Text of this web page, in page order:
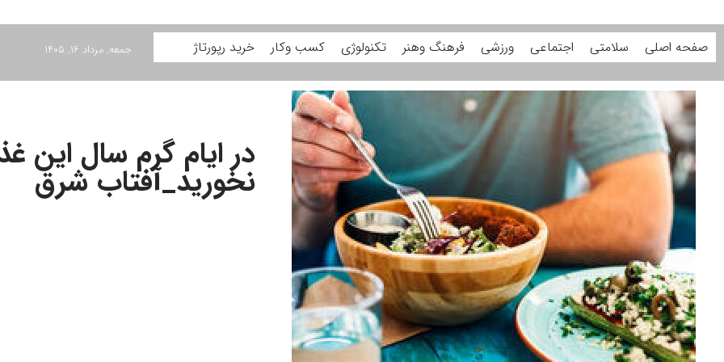
صفحه اصلی سلامتی اجتماعی ورزشی فرهنگ وهنر تکنولوژی کسب وکار خرید رپورتاژ جمعه, مرداد ۱۶, ۱۴۰۵
در ایام گرم سال این
نخورید_آفتاب شرق